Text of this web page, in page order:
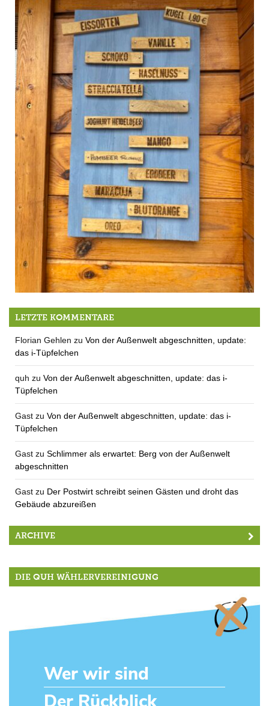
Ice Ice Baby!
LETZTE KOMMENTARE
Florian Gehlen zu Von der Außenwelt abgeschnitten, update:
das i-Tüpfelchen
quh zu Von der Außenwelt abgeschnitten, update: das i-
Tüpfelchen
Gast zu Von der Außenwelt abgeschnitten, update: das i-
Tüpfelchen
Gast zu Schlimmer als erwartet: Berg von der Außenwelt
abgeschnitten
Gast zu Der Postwirt schreibt seinen Gästen und droht das
Gebäude abzureißen
ARCHIVE
DIE QUH WÄHLERVEREINIGUNG
Wer wir sind